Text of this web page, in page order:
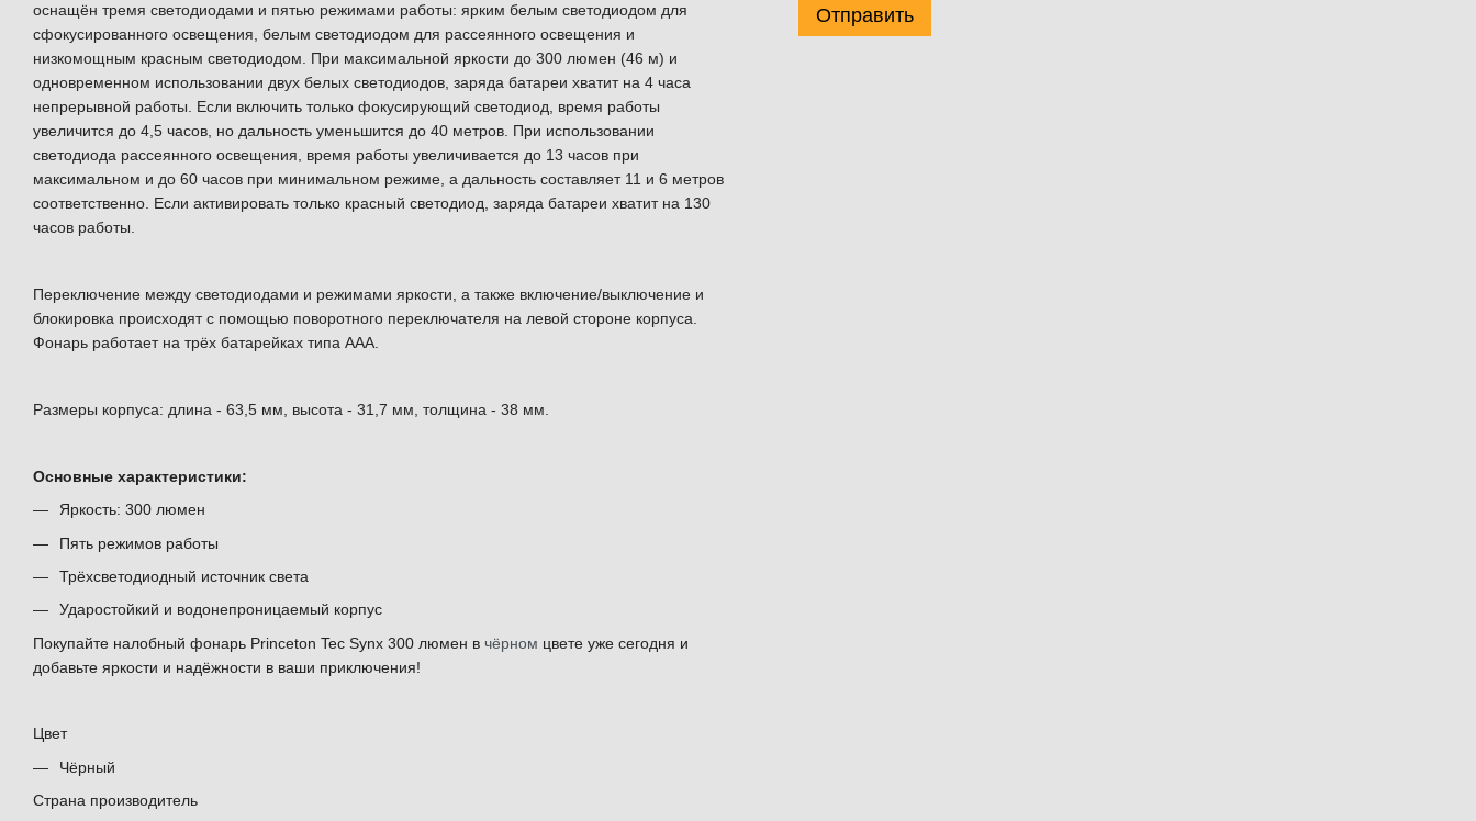
оснащён тремя светодиодами и пятью режимами работы: ярким белым светодиодом для
сфокусированного освещения, белым светодиодом для рассеянного освещения и
низкомощным красным светодиодом. При максимальной яркости до 300 люмен (46 м) и
одновременном использовании двух белых светодиодов, заряда батареи хватит на 4 часа
непрерывной работы. Если включить только фокусирующий светодиод, время работы
увеличится до 4,5 часов, но дальность уменьшится до 40 метров. При использовании
светодиода рассеянного освещения, время работы увеличивается до 13 часов при
максимальном и до 60 часов при минимальном режиме, а дальность составляет 11 и 6 метров
соответственно. Если активировать только красный светодиод, заряда батареи хватит на 130
часов работы.
Переключение между светодиодами и режимами яркости, а также включение/выключение и
блокировка происходят с помощью поворотного переключателя на левой стороне корпуса.
Фонарь работает на трёх батарейках типа AAA.
Размеры корпуса: длина - 63,5 мм, высота - 31,7 мм, толщина - 38 мм.
Основные характеристики:
Яркость: 300 люмен
Пять режимов работы
Трёхсветодиодный источник света
Ударостойкий и водонепроницаемый корпус
Покупайте налобный фонарь Princeton Tec Synx 300 люмен в чёрном цвете уже сегодня и
добавьте яркости и надёжности в ваши приключения!
Цвет
Чёрный
Страна производитель
Отправить